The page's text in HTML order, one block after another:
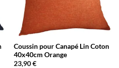
Coussin pour Canapé Lin Coton
40x40cm Orange
23,90€